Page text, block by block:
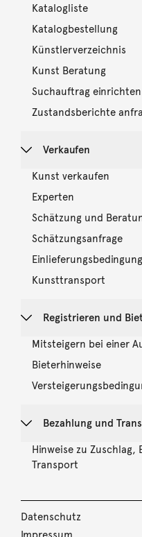
Katalogliste
Katalogbestellung
Künstlerverzeichnis
Kunst Beratung
Suchauftrag einrichten
Zustandsberichte
Verkaufen
Kunst verkaufen
Experten
Schätzung und
Schätzungsanfrage
Kunsttransport
Registrieren und
Mitsteigern bei einer
Bieterhinweise
Bezahlung und
Hinweise zu Zuschlag,
Transport
Datenschutz